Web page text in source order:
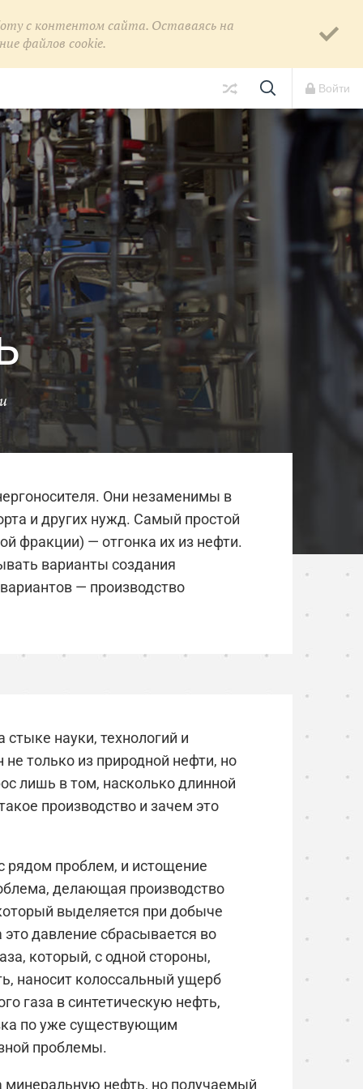
с контентом сайта. Оставаясь на
файлов cookie.
Войти
с контентом сайта. Оставаясь на
Они незаменимы в
и других нужд. Самый простой
фракции) — отгонка их из нефти.
варианты создания
— производство
стыке науки, технологий и
только из природной нефти, но
лишь в том, насколько длинной
производство и зачем это
рядом проблем, и истощение
делающая производство
выделяется при добыче
давление сбрасывается во
который, с одной стороны,
наносит колоссальный ущерб
газа в синтетическую нефть,
по уже существующим
проблемы.
минеральную нефть, но получаемый